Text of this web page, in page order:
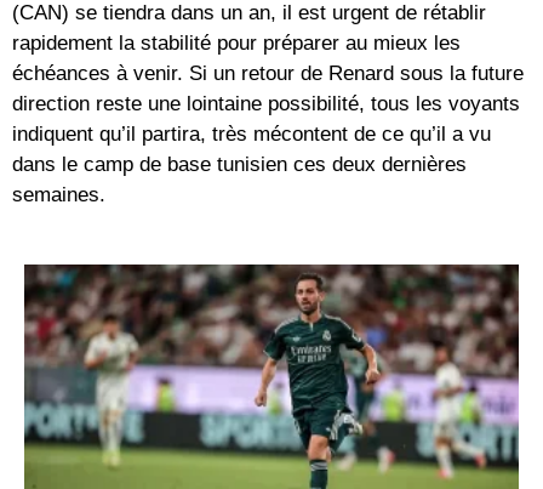
(CAN) se tiendra dans un an, il est urgent de rétablir
rapidement la stabilité pour préparer au mieux les
échéances à venir. Si un retour de Renard sous la future
direction reste une lointaine possibilité, tous les voyants
indiquent qu’il partira, très mécontent de ce qu’il a vu
dans le camp de base tunisien ces deux dernières
semaines.